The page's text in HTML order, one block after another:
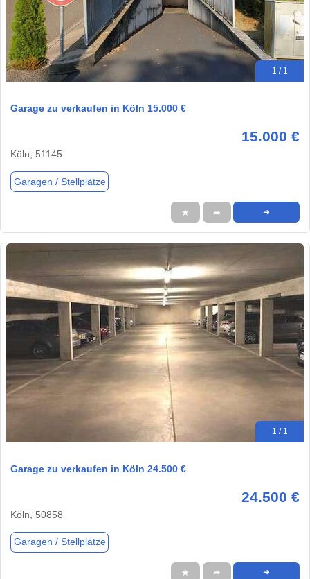
1 / 1
Garage zu verkaufen in Köln 15.000 €
15.000 €
Köln, 51145
Garagen / Stellplätze
★ ➦ ➜
1 / 1
Garage zu verkaufen in Köln 24.500 €
24.500 €
Köln, 50858
Garagen / Stellplätze
★ ➦ ➜